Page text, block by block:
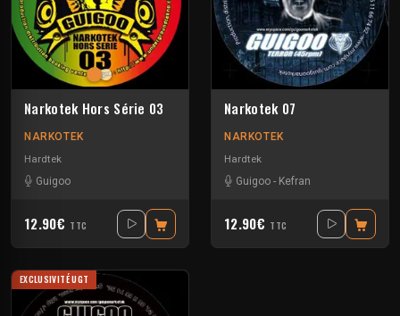
Narkotek Hors Série 03
NARKOTEK
Hardtek
Guigoo
12.90€ TTC
Narkotek 07
NARKOTEK
Hardtek
Guigoo - Kefran
12.90€ TTC
EXCLUSIVITÉ UGT